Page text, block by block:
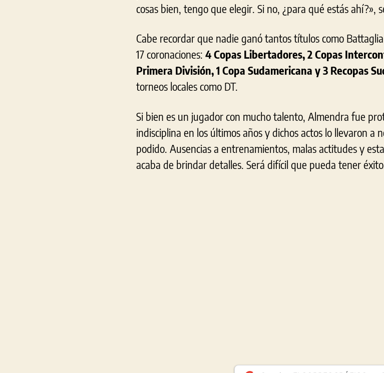
cosas bien, tengo que elegir. Si no, ¿para qué estás ahí?»,
Cabe recordar que nadie ganó tantos títulos como
17 coronaciones: 4 Copas Libertadores, 2 Copas
Primera División, 1 Copa Sudamericana y 3 Recopas
torneos locales como DT.
Si bien es un jugador con mucho talento, Almendra fue
indisciplina en los últimos años y dichos actos lo llevaron a
podido. Ausencias a entrenamientos, malas actitudes y
acaba de brindar detalles. Será difícil que pueda tener